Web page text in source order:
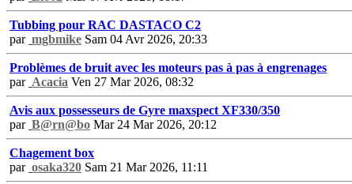
Tubbing pour RAC DASTACO C2
par mgbmike Sam 04 Avr 2026, 20:33
Problèmes de bruit avec les moteurs pas à pas à engrenages
par Acacia Ven 27 Mar 2026, 08:32
Avis aux possesseurs de Gyre maxspect XF330/350
par B@rn@bo Mar 24 Mar 2026, 20:12
Chagement box
par osaka320 Sam 21 Mar 2026, 11:11